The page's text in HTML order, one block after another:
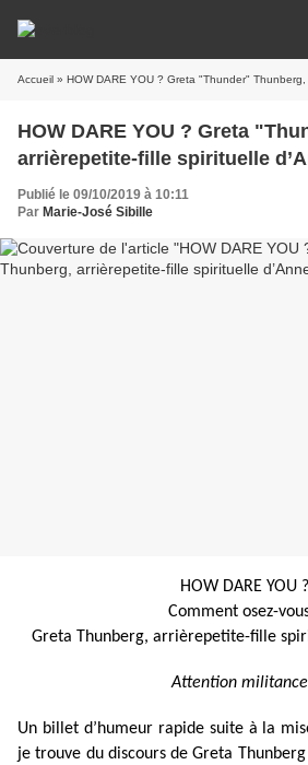
Accueil » HOW DARE YOU ? Greta "Thunder" Thunberg,
HOW DARE YOU ? Greta
arrièrepetite-fille spirituelle
Publié le 09/10/2019 à 10:11
Par Marie-José Sibille
HOW DARE YOU ?
Comment osez-
Greta Thunberg, arrièrepetite-fille
Attention
Un billet d’humeur rapide suite à la
je trouve du discours de Greta